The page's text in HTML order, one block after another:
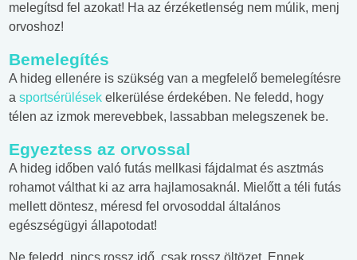
melegítsd fel azokat! Ha az érzéketlenség nem múlik, menj
orvoshoz!
Bemelegítés
A hideg ellenére is szükség van a megfelelő bemelegítésre
a sportsérülések elkerülése érdekében. Ne feledd, hogy
télen az izmok merevebbek, lassabban melegszenek be.
Egyeztess az orvossal
A hideg időben való futás mellkasi fájdalmat és asztmás
rohamot válthat ki az arra hajlamosaknál. Mielőtt a téli futás
mellett döntesz, méresd fel orvosoddal általános
egészségügyi állapotodat!